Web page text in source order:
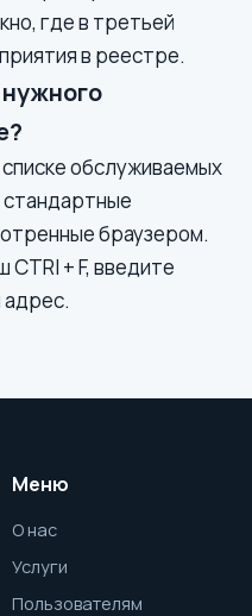
где в третьей
в реестре.
обслуживаемых
браузером.
+ F, введите
адрес.
Меню
О нас
Услуги
Пользователям